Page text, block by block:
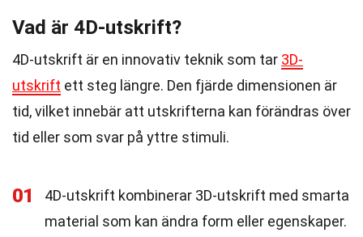
Vad är 4D-utskrift?
4D-utskrift är en innovativ teknik som tar 3D-
utskrift ett steg längre. Den fjärde dimensionen är
tid, vilket innebär att utskrifterna kan förändras över
tid eller som svar på yttre stimuli.
01
4D-utskrift kombinerar 3D-utskrift med smarta
material som kan ändra form eller egenskaper.